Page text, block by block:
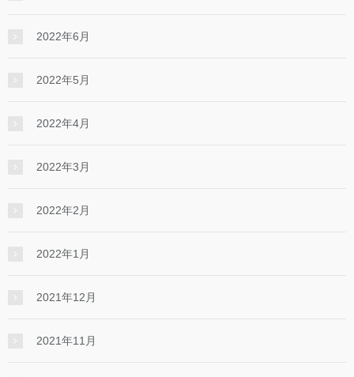
2022年6月
2022年5月
2022年4月
2022年3月
2022年2月
2022年1月
2021年12月
2021年11月